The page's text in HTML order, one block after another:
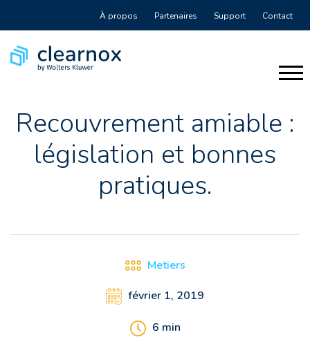
À propos Partenaires Support Contact
Recouvrement amiable :
législation et bonnes
pratiques.
Metiers
février 1, 2019
6 min